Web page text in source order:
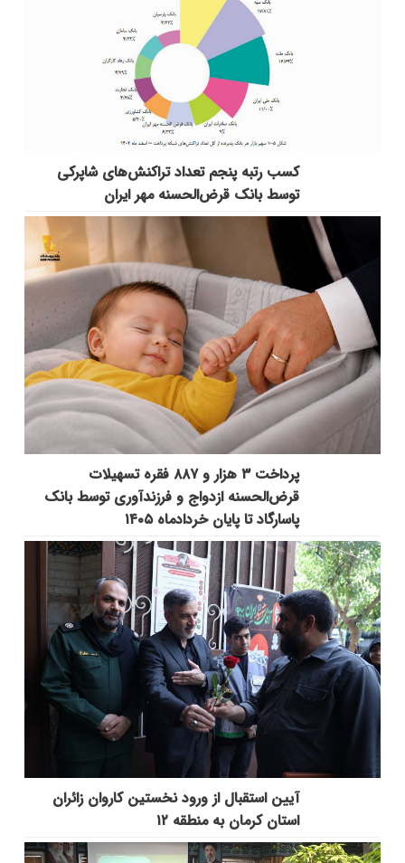
کسب رتبه پنجم تعداد تراکنش‌های شاپرکی
توسط بانک قرض‌الحسنه مهر ایران
پرداخت ۳ هزار و ۸۸۷ فقره تسهیلات
قرض‌الحسنه ازدواج و فرزندآوری توسط بانک
پاسارگاد تا پایان خردادماه ۱۴۰۵
آیین استقبال از ورود نخستین کاروان زائران
استان کرمان به منطقه ۱۲